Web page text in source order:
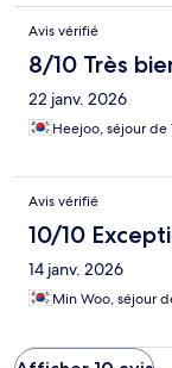
Avis vérifié
8/10 Très
22 janv. 2026
Heejoo, séjour de
Avis vérifié
10/10
14 janv. 2026
Min Woo, séjour